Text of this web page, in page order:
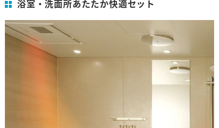
浴室・洗面所あたたか快適セット